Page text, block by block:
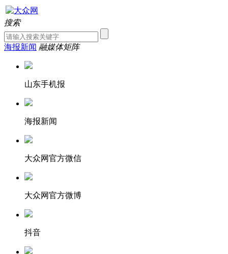
搜索
海报新闻 融媒体矩阵
山东手机报
海报新闻
大众网官方微信
大众网官方微博
抖音